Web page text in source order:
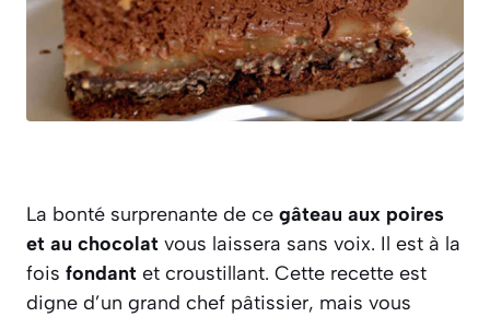
La bonté surprenante de ce gâteau aux poires
et au chocolat vous laissera sans voix. Il est à la
fois fondant et croustillant. Cette recette est
digne d’un grand chef pâtissier, mais vous